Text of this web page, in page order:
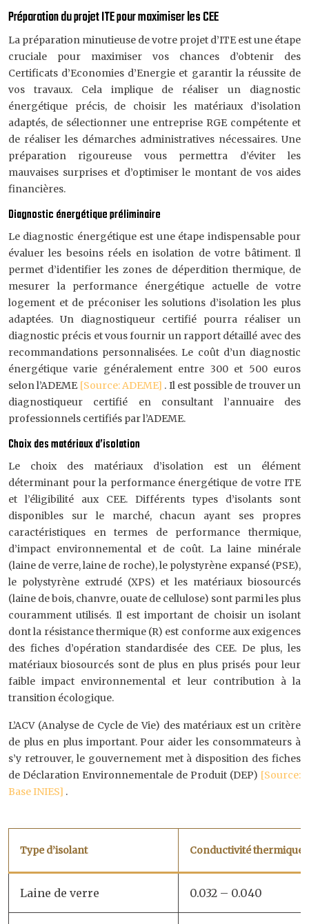
Préparation du projet ITE pour maximiser les CEE
La préparation minutieuse de votre projet d’ITE est une étape
cruciale pour maximiser vos chances d’obtenir des
Certificats d’Economies d’Energie et garantir la réussite de
vos travaux. Cela implique de réaliser un diagnostic
énergétique précis, de choisir les matériaux d’isolation
adaptés, de sélectionner une entreprise RGE compétente et
de réaliser les démarches administratives nécessaires. Une
préparation rigoureuse vous permettra d’éviter les
mauvaises surprises et d’optimiser le montant de vos aides
financières.
Diagnostic énergétique préliminaire
Le diagnostic énergétique est une étape indispensable pour
évaluer les besoins réels en isolation de votre bâtiment. Il
permet d’identifier les zones de déperdition thermique, de
mesurer la performance énergétique actuelle de votre
logement et de préconiser les solutions d’isolation les plus
adaptées. Un diagnostiqueur certifié pourra réaliser un
diagnostic précis et vous fournir un rapport détaillé avec des
recommandations personnalisées. Le coût d’un diagnostic
énergétique varie généralement entre 300 et 500 euros
selon l’ADEME [Source: ADEME] . Il est possible de trouver un
diagnostiqueur certifié en consultant l’annuaire des
professionnels certifiés par l’ADEME.
Choix des matériaux d’isolation
Le choix des matériaux d’isolation est un élément
déterminant pour la performance énergétique de votre ITE
et l’éligibilité aux CEE. Différents types d’isolants sont
disponibles sur le marché, chacun ayant ses propres
caractéristiques en termes de performance thermique,
d’impact environnemental et de coût. La laine minérale
(laine de verre, laine de roche), le polystyrène expansé (PSE),
le polystyrène extrudé (XPS) et les matériaux biosourcés
(laine de bois, chanvre, ouate de cellulose) sont parmi les plus
couramment utilisés. Il est important de choisir un isolant
dont la résistance thermique (R) est conforme aux exigences
des fiches d’opération standardisée des CEE. De plus, les
matériaux biosourcés sont de plus en plus prisés pour leur
faible impact environnemental et leur contribution à la
transition écologique.
L’ACV (Analyse de Cycle de Vie) des matériaux est un critère
de plus en plus important. Pour aider les consommateurs à
s’y retrouver, le gouvernement met à disposition des fiches
de Déclaration Environnementale de Produit (DEP) [Source:
Base INIES] .
Type d’isolant Conductivité thermique
Laine de verre 0.032 – 0.040